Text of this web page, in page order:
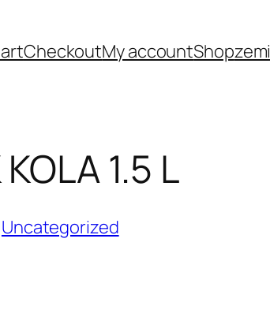
CheckoutMy accountShopzemi
1.5 L
Uncategorized